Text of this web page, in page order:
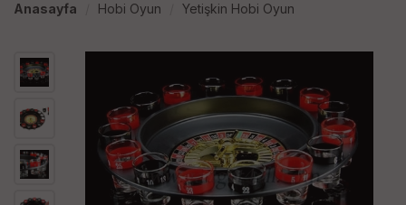
Anasayfa Hobi Oyun Yetişkin Hobi Oyun